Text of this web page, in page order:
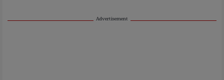
Advertisement